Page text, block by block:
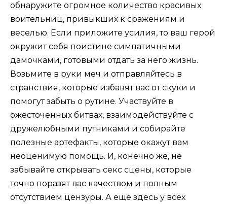
обнаружите огромное количество красивых
воительниц, привыкших к сражениям и
веселью. Если приложите усилия, то ваш герой
окружит себя поистине симпатичными
дамочками, готовыми отдать за него жизнь.
Возьмите в руки меч и отправляйтесь в
странствия, которые избавят вас от скуки и
помогут забыть о рутине. Участвуйте в
ожесточенных битвах, взаимодействуйте с
дружелюбными путниками и собирайте
полезные артефакты, которые окажут вам
неоценимую помощь. И, конечно же, не
забывайте открывать секс сцены, которые
точно поразят вас качеством и полным
отсутствием цензуры. А еще здесь у всех